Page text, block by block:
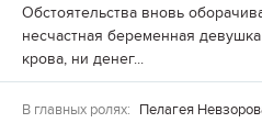
Обстоятельства вновь
несчастная беременная
крова, ни денег...
В главных ролях:
Пелагея